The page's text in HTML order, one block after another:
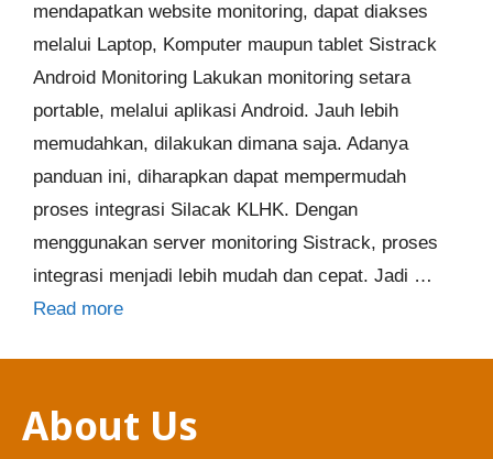
mendapatkan website monitoring, dapat diakses
melalui Laptop, Komputer maupun tablet Sistrack
Android Monitoring Lakukan monitoring setara
portable, melalui aplikasi Android. Jauh lebih
memudahkan, dilakukan dimana saja. Adanya
panduan ini, diharapkan dapat mempermudah
proses integrasi Silacak KLHK. Dengan
menggunakan server monitoring Sistrack, proses
integrasi menjadi lebih mudah dan cepat. Jadi …
Read more
About Us